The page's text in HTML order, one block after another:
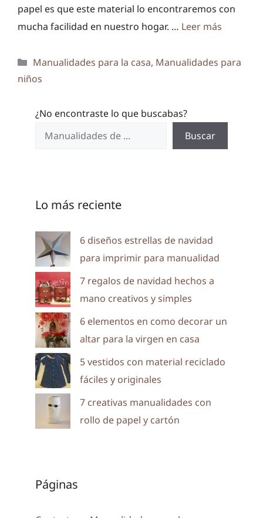
papel es que este material lo encontraremos con
mucha facilidad en nuestro hogar. … Leer más
Categorías
Manualidades para la casa, Manualidades para
niños
¿No encontraste lo que buscabas?
Buscar
Lo más reciente
6 diseños estrellas de navidad
para imprimir para manualidad
7 regalos de navidad hechos a
mano creativos y simples
6 elementos en como decorar un
altar para la virgen en casa
5 vestidos con material reciclado
fáciles y originales
7 creativas manualidades con
rollo de papel y cartón
Páginas